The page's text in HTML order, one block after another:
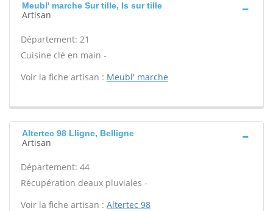
Meubl' marche Sur tille, Is sur tille
Artisan
Département: 21
Cuisine clé en main -
Voir la fiche artisan : Meubl' marche
Altertec 98 Lligne, Belligne
Artisan
Département: 44
Récupération deaux pluviales -
Voir la fiche artisan : Altertec 98